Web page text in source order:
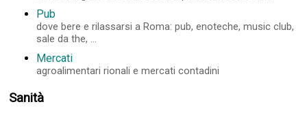
Pub
dove bere e rilassarsi a Roma: pub, enoteche, music club,
sale da the, ...
Mercati
agroalimentari rionali e mercati contadini
Sanità